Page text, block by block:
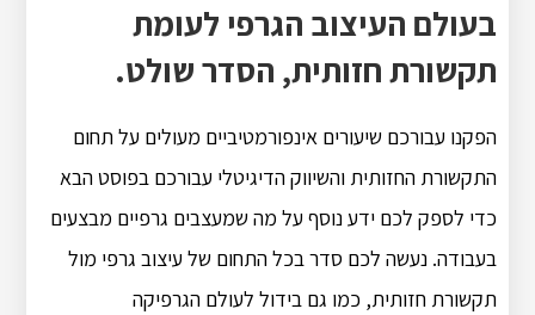
בעולם העיצוב הגרפי לעומת
תקשורת חזותית, הסדר שולט.
הפקנו עבורכם שיעורים אינפורמטיביים מעולים על תחום
התקשורת החזותית והשיווק הדיגיטלי עבורכם בפוסט הבא
כדי לספק לכם ידע נוסף על מה שמעצבים גרפיים מבצעים
בעבודה. נעשה לכם סדר בכל התחום של עיצוב גרפי מול
תקשורת חזותית, כמו גם בידול לעולם הגרפיקה